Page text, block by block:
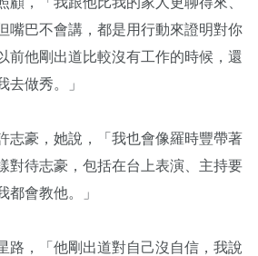
嘴巴不會講，都是用行動來證明對你
前他剛出道比較沒有工作的時候，還
去做秀。」
志豪，她說，「我也會像羅時豐帶著
對待志豪，包括在台上表演、主持要
都會教他。」
路，「他剛出道對自己沒自信，我說